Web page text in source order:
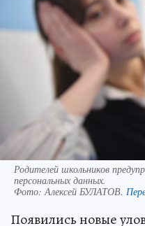
Родителей школьников
персональных данных.
Фото:Алексей БУЛАТОВ.
Появились новые